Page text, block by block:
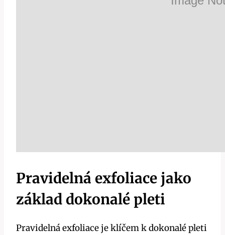
Pravidelná exfoliace jako
základ dokonalé pleti
Pravidelná exfoliace je klíčem k dokonalé pleti